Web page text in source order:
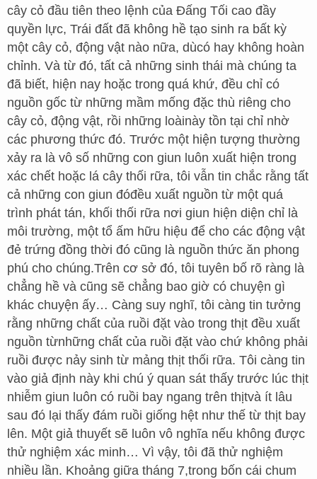
cây cỏ đầu tiên theo lệnh của Đấng Tối cao đầy
quyền lực, Trái đất đã không hề tạo sinh ra bất kỳ
một cây cỏ, động vật nào nữa, dùcó hay không hoàn
chỉnh. Và từ đó, tất cả những sinh thái mà chúng ta
đã biết, hiện nay hoặc trong quá khứ, đều chỉ có
nguồn gốc từ những mầm mống đặc thù riêng cho
cây cỏ, động vật, rồi những loàinày tồn tại chỉ nhờ
các phương thức đó. Trước một hiện tượng thường
xảy ra là vô số những con giun luôn xuất hiện trong
xác chết hoặc lá cây thối rữa, tôi vẫn tin chắc rằng tất
cả những con giun đóđều xuất nguồn từ một quá
trình phát tán, khối thối rữa nơi giun hiện diện chỉ là
môi trường, một tổ ấm hữu hiệu để cho các động vật
đẻ trứng đồng thời đó cũng là nguồn thức ăn phong
phú cho chúng.Trên cơ sở đó, tôi tuyên bố rõ ràng là
chẳng hề và cũng sẽ chẳng bao giờ có chuyện gì
khác chuyện ấy… Càng suy nghĩ, tôi càng tin tưởng
rằng những chất của ruồi đặt vào trong thịt đều xuất
nguồn từnhững chất của ruồi đặt vào chứ không phải
ruồi được nảy sinh từ mảng thịt thối rữa. Tôi càng tin
vào giả định này khi chú ý quan sát thấy trước lúc thịt
nhiễm giun luôn có ruồi bay ngang trên thịtvà ít lâu
sau đó lại thấy đám ruồi giống hệt như thế từ thịt bay
lên. Một giả thuyết sẽ luôn vô nghĩa nếu không được
thử nghiệm xác minh… Vì vậy, tôi đã thử nghiệm
nhiều lần. Khoảng giữa tháng 7,trong bốn cái chum